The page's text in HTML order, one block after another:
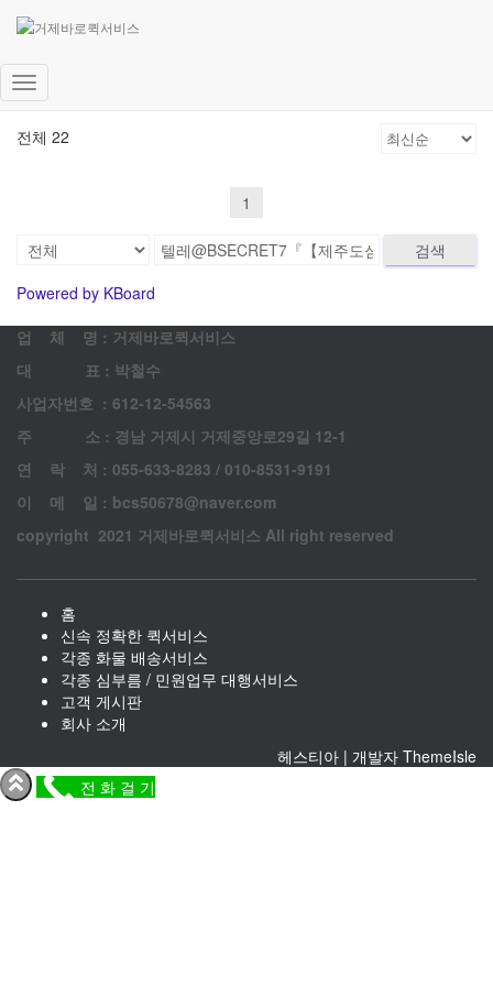
내
게
고객 게시판
문의 남겨주시면 최대한 빨리 답변드리겠습니다.
전체 22
1
검색
Powered by KBoard
업 체 명 : 거제바로퀵서비스
대 표 : 박철수
사업자번호 : 612-12-54563
주 소 : 경남 거제시 거제중앙로29길 12-1
연 락 처 : 055-633-8283 / 010-8531-9191
이 메 일 : bcs50678@naver.com
copyright 2021 거제바로퀵서비스 All right reserved
홈
신속 정확한 퀵서비스
각종 화물 배송서비스
각종 심부름 / 민원업무 대행서비스
고객 게시판
회사 소개
헤스티아 | 개발자 ThemeIsle
전 화 걸 기